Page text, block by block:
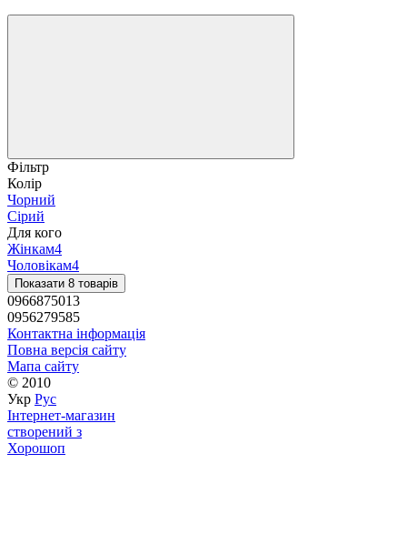
Фільтр
Колір
Чорний
Сірий
Для кого
Жінкам4
Чоловікам4
Показати 8 товарів
0966875013
0956279585
Контактна інформація
Повна версія сайту
Мапа сайту
© 2010
Укр Рус
Інтернет-магазин
створений з
Хорошоп